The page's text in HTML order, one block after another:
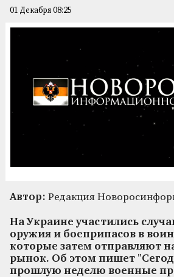
01 Декабря 08:25
Автор: Редакция
На Украине участились
оружия и боеприпасов в
которые затем отправляют
рынок. Об этом пишет
прошлую неделю военные